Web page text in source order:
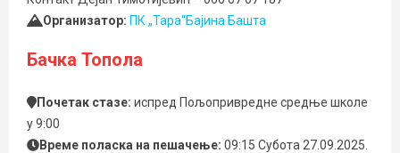
Организатор: ПК „Тара“Бајина Башта
Бачка Топола
Почетак стазе: испред Пољопривредне средње школе
у 9:00
Време поласка на пешачење: 09:15 Субота 27.09.2025.